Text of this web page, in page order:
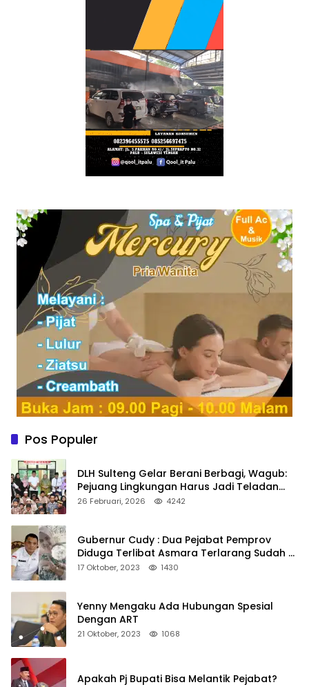
Pos Populer
DLH Sulteng Gelar Berani Berbagi, Wagub:
Pejuang Lingkungan Harus Jadi Teladan
Kepedulian
26 Februari, 2026 4242
Gubernur Cudy : Dua Pejabat Pemprov
Diduga Terlibat Asmara Terlarang Sudah di
Non Job
17 Oktober, 2023 1430
Yenny Mengaku Ada Hubungan Spesial
Dengan ART
21 Oktober, 2023 1068
Apakah Pj Bupati Bisa Melantik Pejabat?